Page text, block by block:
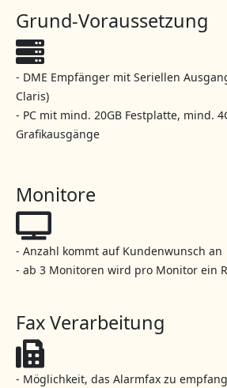
Grund-Voraussetzung
- DME Empfänger mit Seriellen
Claris)
- PC mit mind. 20GB Festplatte, mind.
Grafikausgänge
Monitore
- Anzahl kommt auf Kundenwunsch an
- ab 3 Monitoren wird pro Monitor ein
Fax Verarbeitung
- Möglichkeit, das Alarmfax zu